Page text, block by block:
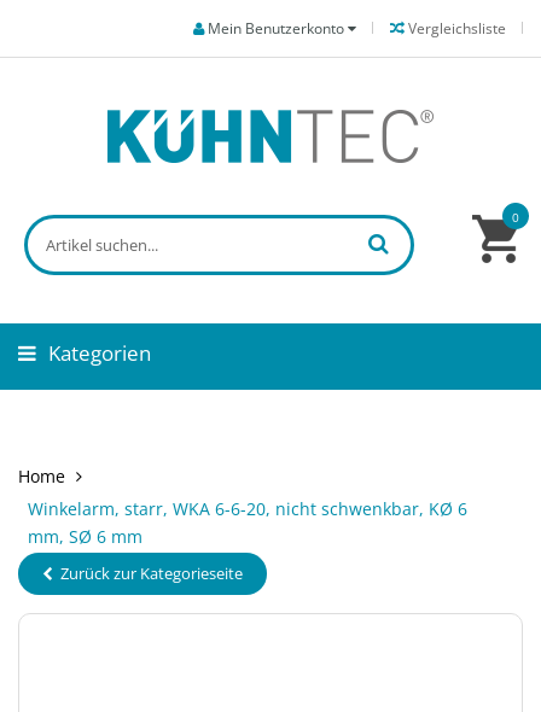
Vergleichsliste
Mein Benutzerkonto
0
Kategorien
Home
Winkelarm, starr, WKA 6-6-20, nicht schwenkbar, KØ 6
mm, SØ 6 mm
Zurück zur Kategorieseite